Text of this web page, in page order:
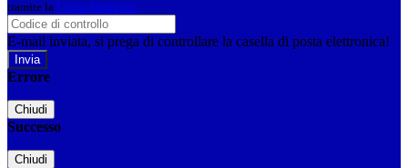
tramite la Login Spaggiari
E-mail inviata, si prega di controllare la casella di posta elettronica!
Errore
Chiudi
Successo
Chiudi